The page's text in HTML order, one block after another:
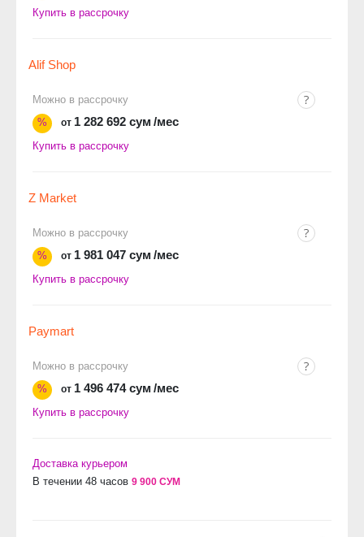
Купить в рассрочку
Alif Shop
Можно в рассрочку
%
от 1 282 692 сум /мес
Купить в рассрочку
Z Market
Можно в рассрочку
%
от 1 981 047 сум /мес
Купить в рассрочку
Paymart
Можно в рассрочку
%
от 1 496 474 сум /мес
Купить в рассрочку
Доставка курьером
В течении 48 часов 9 900 СУМ